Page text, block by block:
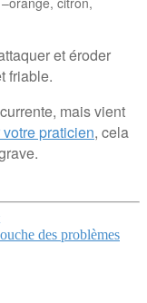
et éroder
friable.
mais vient
praticien, cela
des problèmes